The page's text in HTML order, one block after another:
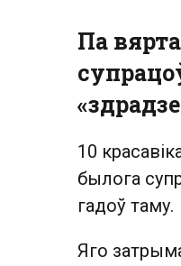
Па
10
былога
гадоў таму.
Яго